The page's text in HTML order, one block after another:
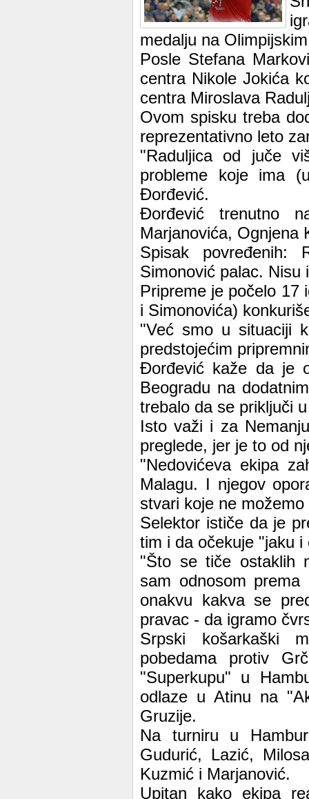
medalju na
Posle Stefana
centra Nikole Jokića
centra Miroslava
Ovom spisku treba
reprezentativno leto
"Raduljica od juče
probleme koje ima
Đorđević.
Đorđević trenutno
Marjanovića, Ognjena
Spisak povređenih:
Simonović palac. Nisu
Pripreme je počelo 17
i Simonovića)
"Već smo u situaciji
predstojećim
Đorđević kaže da je
Beogradu na
trebalo da se priključi
Isto važi i za
preglede, jer je to od
"Nedovićeva ekipa
Malagu. I njegov
stvari koje ne
Selektor ističe da je
tim i da očekuje "jaku
"Što se tiče ostaklih
sam odnosom
onakvu kakva se
pravac - da igramo
Srpski košarkaški
pobedama protiv
"Superkupu" u
odlaze u Atinu na
Gruzije.
Na turniru u
Gudurić, Lazić,
Kuzmić i Marjanović.
Upitan kako ekipa